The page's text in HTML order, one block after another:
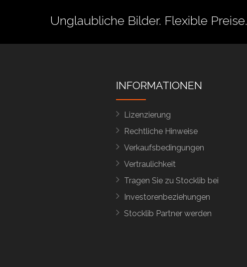
Unglaubliche Bilder. Flexible Preise.
INFORMATIONEN
Lizenzierung
Rechtliche Hinweise
Verkaufsbedingungen
Vertraulichkeit
Tragen Sie zu Stocklib bei
Investorenbeziehungen
Stocklib Partner werden